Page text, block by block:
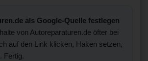
als Google-Quelle festlegen
von Autoreparaturen.de öfter bei
auf den Link klicken, Haken setzen,
Fertig.